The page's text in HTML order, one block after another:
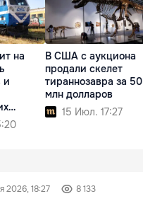
на
и
В США с аукциона
продали скелет
тираннозавра за 50
млн долларов
15 Июл. 17:27
2026, 18:27 8 133